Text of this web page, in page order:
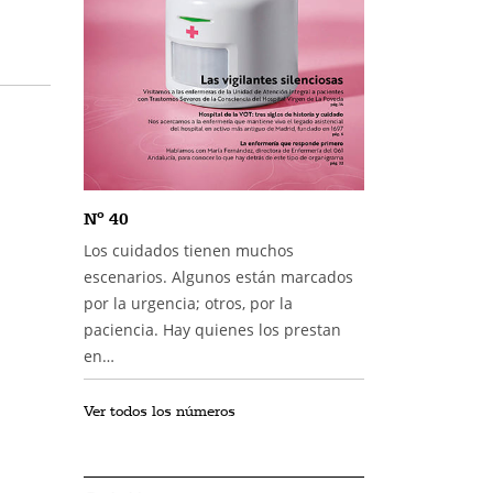
Nº 40
Los cuidados tienen muchos
escenarios. Algunos están marcados
por la urgencia; otros, por la
paciencia. Hay quienes los prestan
en…
Ver todos los números